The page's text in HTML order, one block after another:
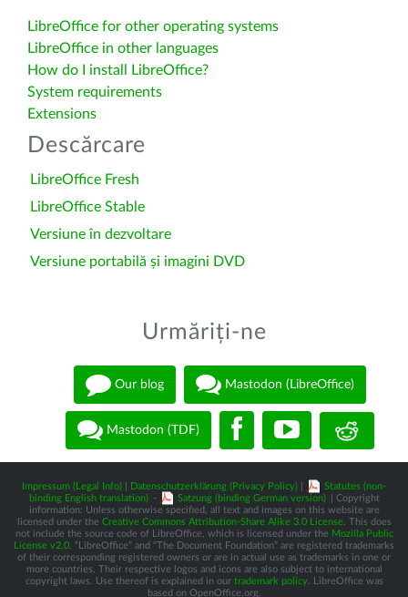
LibreOffice for other operating systems
LibreOffice in other languages
How do I install LibreOffice?
System requirements
Extensions
Descărcare
LibreOffice Fresh
LibreOffice Stable
Versiune în dezvoltare
Versiune portabilă și imagini DVD
Urmăriți-ne
Our blog Mastodon (LibreOffice)
Mastodon (TDF)
Impressum (Legal Info) Datenschutzerklärung (Privacy Policy)
Statutes (non-
binding English translation) - Satzung (binding German version)
| Copyright
information: Unless otherwise specified, all text and images on this website are
licensed under the Creative Commons Attribution-Share Alike 3.0 License. This does
not include the source code of LibreOffice, which is licensed under the Mozilla Public
License v2.0 . “LibreOffice” and “The Document Foundation” are registered trademarks
of their corresponding registered owners or are in actual use as trademarks in one or
more countries. Their respective logos and icons are also subject to international
copyright laws. Use thereof is explained in our trademark policy. LibreOffice was
based on OpenOffice.org.